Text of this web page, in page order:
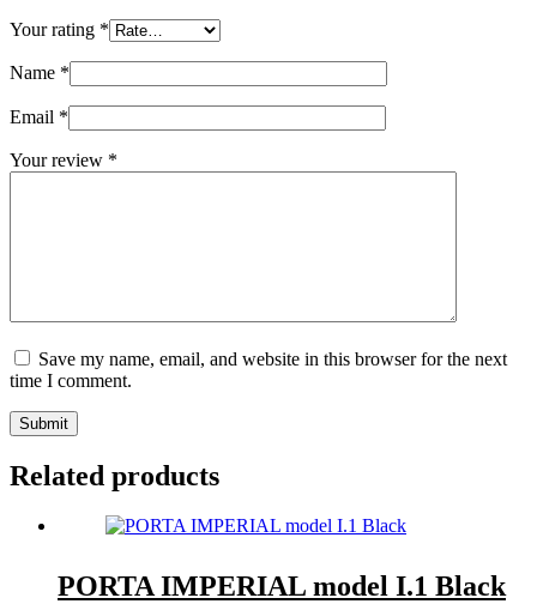
Your rating *
Name *
Email *
Your review *
Save my name, email, and website in this browser for the next
time I comment.
Submit
Related products
PORTA IMPERIAL model I.1 Black